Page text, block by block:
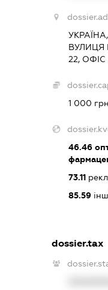
ВУЛИЦЯ
22, ОФІС
1 000
46.46
73.11
85.59
dossier.tax